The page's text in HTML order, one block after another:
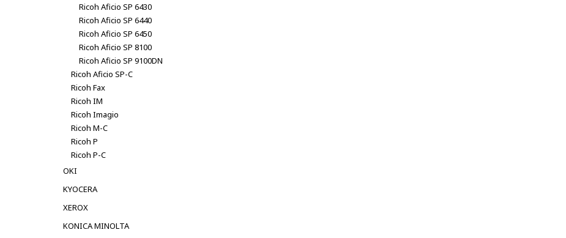
Ricoh Aficio SP 6430
Ricoh Aficio SP 6440
Ricoh Aficio SP 6450
Ricoh Aficio SP 8100
Ricoh Aficio SP 9100DN
Ricoh Aficio SP-C
Ricoh Fax
Ricoh IM
Ricoh Imagio
Ricoh M-C
Ricoh P
Ricoh P-C
OKI
KYOCERA
XEROX
KONICA MINOLTA